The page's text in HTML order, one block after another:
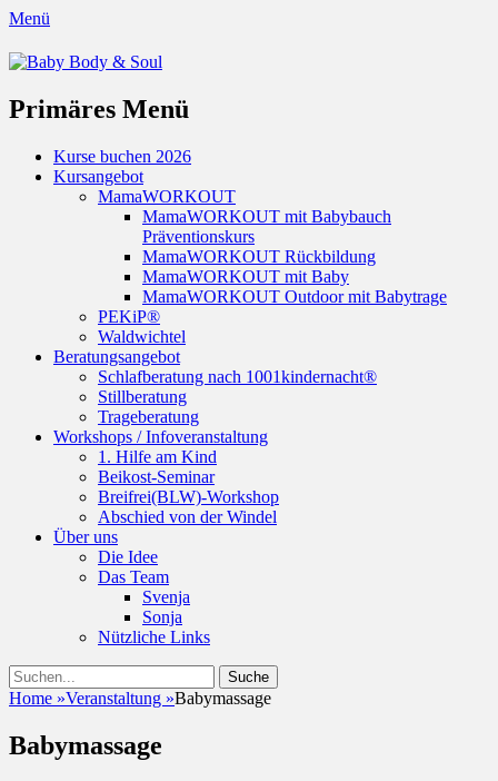
Menü
Baby Body & Soul
Primäres Menü
Springe
zum
Kurse buchen 2026
Kursangebot
MamaWORKOUT
MamaWORKOUT mit Babybauch
Präventionskurs
MamaWORKOUT Rückbildung
MamaWORKOUT mit Baby
MamaWORKOUT Outdoor mit Babytrage
PEKiP®
Waldwichtel
Beratungsangebot
Schlafberatung nach 1001kindernacht®
Stillberatung
Trageberatung
Workshops / Infoveranstaltung
1. Hilfe am Kind
Beikost-Seminar
Breifrei(BLW)-Workshop
Abschied von der Windel
Über uns
Die Idee
Das Team
Svenja
Sonja
Nützliche Links
Suchen
Suche
nach:
Home »Veranstaltung »Babymassage
Babymassage